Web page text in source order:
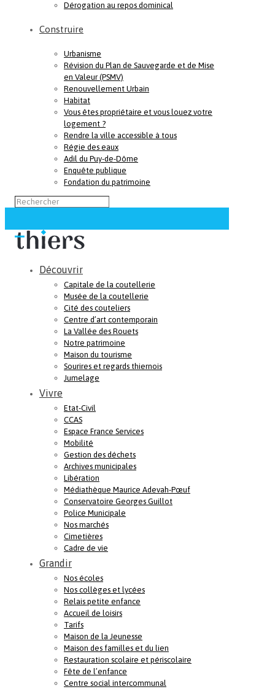
Dérogation au repos dominical
Construire
Urbanisme
Révision du Plan de Sauvegarde et de Mise
en Valeur (PSMV)
Renouvellement Urbain
Habitat
Vous êtes propriétaire et vous louez votre
logement ?
Rendre la ville accessible à tous
Régie des eaux
Adil du Puy-de-Dôme
Enquête publique
Fondation du patrimoine
Découvrir
Capitale de la coutellerie
Musée de la coutellerie
Cité des couteliers
Centre d’art contemporain
La Vallée des Rouets
Notre patrimoine
Maison du tourisme
Sourires et regards thiernois
Jumelage
Vivre
Etat-Civil
CCAS
Espace France Services
Mobilité
Gestion des déchets
Archives municipales
Libération
Médiathèque Maurice Adevah-Pœuf
Conservatoire Georges Guillot
Police Municipale
Nos marchés
Cimetières
Cadre de vie
Grandir
Nos écoles
Nos collèges et lycées
Relais petite enfance
Accueil de loisirs
Tarifs
Maison de la Jeunesse
Maison des familles et du lien
Restauration scolaire et périscolaire
Fête de l’enfance
Centre social intercommunal